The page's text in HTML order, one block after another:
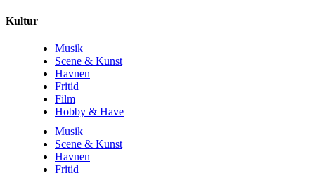
Kultur
Musik
Scene & Kunst
Havnen
Fritid
Film
Hobby & Have
Musik
Scene & Kunst
Havnen
Fritid